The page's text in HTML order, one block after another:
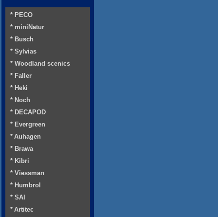
* PECO
* miniNatur
* Busch
* Sylvias
* Woodland scenics
* Faller
* Heki
* Noch
* DECAPOD
* Evergreen
* Auhagen
* Brawa
* Kibri
* Viessman
* Humbrol
* SAI
* Artitec